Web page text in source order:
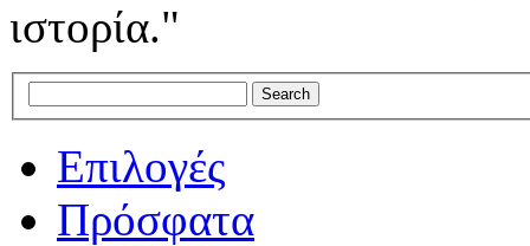
ιστορία."
Επιλογές
Πρόσφατα